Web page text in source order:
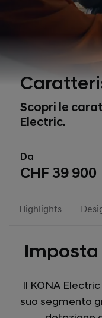
Scopri le
Electric.
Da
CHF 39 900
Highlights
Il KONA
suo segmento